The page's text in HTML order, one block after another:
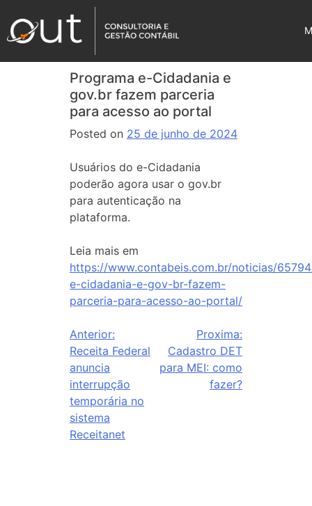
Programa e-Cidadania e
gov.br fazem parceria
para acesso ao portal
Posted on 25 de junho de 2024
Usuários do e-Cidadania
poderão agora usar o gov.br
para autenticação na
plataforma.
Leia mais em
https://www.contabeis.com.br/noticias/
e-cidadania-e-gov-br-fazem-
parceria-para-acesso-ao-portal/
Anterior:
Receita Federal
anuncia
interrupção
temporária no
sistema
Receitanet
Proxima:
Cadastro DET
para MEI: como
fazer?